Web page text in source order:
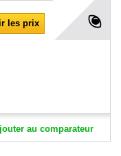
les prix
au comparateur